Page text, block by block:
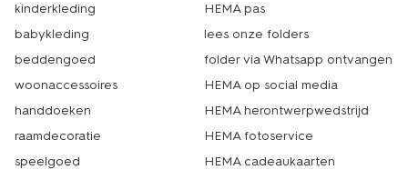
kinderkleding
babykleding
beddengoed
woonaccessoires
handdoeken
raamdecoratie
speelgoed
HEMA pas
lees onze folders
folder via Whatsapp ontvangen
HEMA op social media
HEMA herontwerpwedstrijd
HEMA fotoservice
HEMA cadeaukaarten